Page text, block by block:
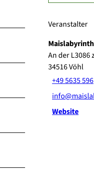
Veranstalter
An der L3086
34516Vöhl
+49 5635 596
Website